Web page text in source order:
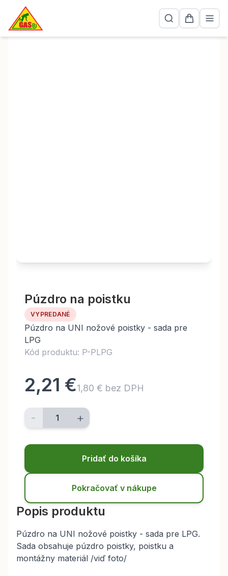
Púzdro na poistku
VYPREDANÉ
Púzdro na UNI nožové poistky - sada pre
LPG
Kód produktu: P-PLPG
2,21 €1,80 € bez DPH
- +
Pridať do košíka
Pokračovať v nákupe
Popis produktu
Púzdro na UNI nožové poistky - sada pre LPG.
Sada obsahuje púzdro poistky, poistku a
montážny materiál /viď foto/